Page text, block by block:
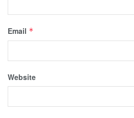
Email *
Website